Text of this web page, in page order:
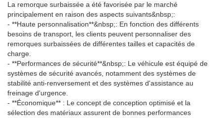
La remorque surbaissée a été favorisée par le marché
principalement en raison des aspects suivants&nbsp;:
- **Haute personnalisation**&nbsp;: En fonction des différents
besoins de transport, les clients peuvent personnaliser des
remorques surbaissées de différentes tailles et capacités de
charge.
- **Performances de sécurité**&nbsp;: Le véhicule est équipé de
systèmes de sécurité avancés, notamment des systèmes de
stabilité anti-renversement et des systèmes d'assistance au
freinage d'urgence.
- **Économique** : Le concept de conception optimisé et la
sélection des matériaux assurent de bonnes performances